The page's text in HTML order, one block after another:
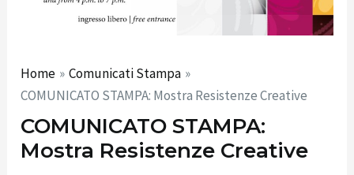
Home
Comunicati Stampa
COMUNICATO STAMPA: Mostra Resistenze Creative
COMUNICATO STAMPA:
Mostra Resistenze Creative